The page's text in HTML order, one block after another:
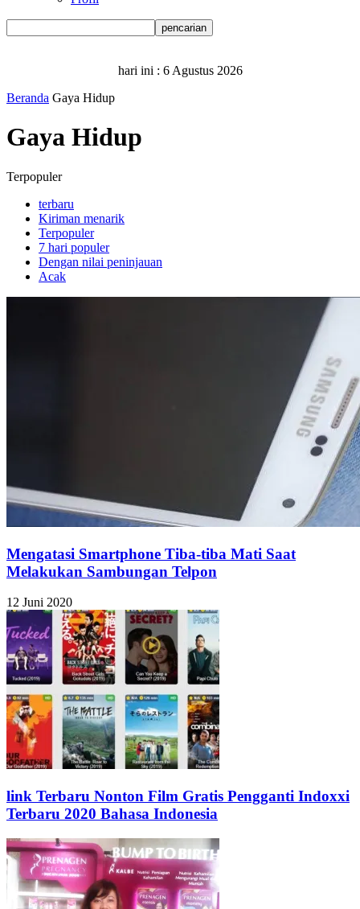
hari ini : 6 Agustus 2026
Beranda Gaya Hidup
Gaya Hidup
Terpopuler
terbaru
Kiriman menarik
Terpopuler
7 hari populer
Dengan nilai peninjauan
Acak
Mengatasi Smartphone Tiba-tiba Mati Saat
Melakukan Sambungan Telpon
12 Juni 2020
link Terbaru Nonton Film Gratis Pengganti Indoxxi
Terbaru 2020 Bahasa Indonesia